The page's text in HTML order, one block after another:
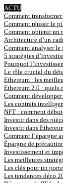
ACTU
Comment
Comment réussir le
Comment obtenir un
Architecture d’un
Comment analyser le
5 stratégies
Pourquoi
Le rôle crucial du
Ethereum : les
Ethereum 2.0 : quels
Comment
Les contrats
NFT : comment
Investir dans des
Investir dans
Comment l’épargne
Épargne de
Investissement et
Les meilleures
Les clés pour un
Les tendances déco